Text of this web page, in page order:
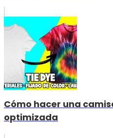
Cómo hacer una
optimizada